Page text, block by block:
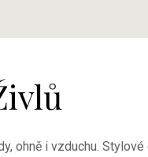
ohně i vzduchu.